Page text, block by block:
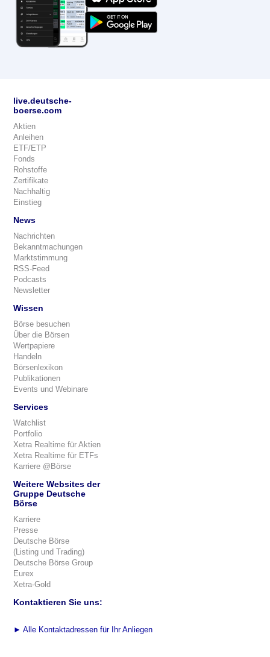
live.deutsche-
boerse.com
Aktien
Anleihen
ETF/ETP
Fonds
Rohstoffe
Zertifikate
Nachhaltig
Einstieg
News
Nachrichten
Bekanntmachungen
Marktstimmung
RSS-Feed
Podcasts
Newsletter
Wissen
Börse besuchen
Über die Börsen
Wertpapiere
Handeln
Börsenlexikon
Publikationen
Events und Webinare
Services
Watchlist
Portfolio
Xetra Realtime für Aktien
Xetra Realtime für ETFs
Karriere @Börse
Weitere Websites der
Gruppe Deutsche
Börse
Karriere
Presse
Deutsche Börse
(Listing und Trading)
Deutsche Börse Group
Eurex
Xetra-Gold
Kontaktieren Sie uns:
► Alle Kontaktadressen für Ihr Anliegen